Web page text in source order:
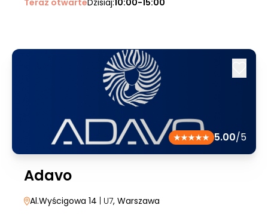
Teraz otwarteDzisiaj:10:00-15:00
5.00/5
Adavo
Al.Wyścigowa 14 | U7, Warszawa